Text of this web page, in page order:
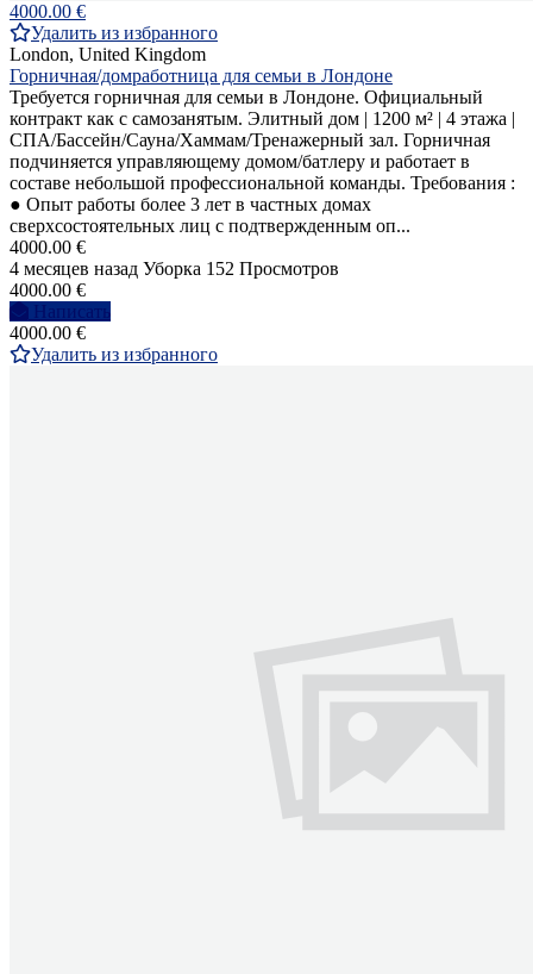
4000.00 €
Удалить из избранного
London, United Kingdom
Горничная/домработница для семьи в Лондоне
Требуется горничная для семьи в Лондоне. Официальный
контракт как с самозанятым. Элитный дом | 1200 м² | 4 этажа |
СПА/Бассейн/Сауна/Хаммам/Тренажерный зал. Горничная
подчиняется управляющему домом/батлеру и работает в
составе небольшой профессиональной команды. Требования :
● Опыт работы более 3 лет в частных домах
сверхсостоятельных лиц с подтвержденным оп...
4000.00 €
4 месяцев назад Уборка 152 Просмотров
4000.00 €
Написать
4000.00 €
Удалить из избранного